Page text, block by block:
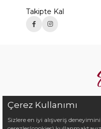
Takipte Kal
Çerez Kullanımı
Sizlere en iyi alışveriş